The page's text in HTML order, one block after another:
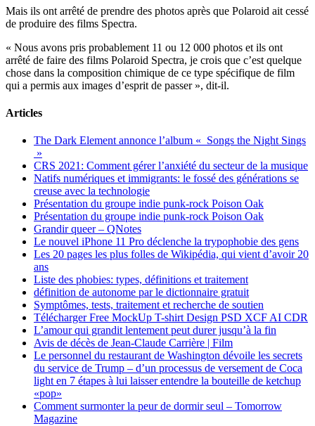
Mais ils ont arrêté de prendre des photos après que Polaroid ait cessé
de produire des films Spectra.
« Nous avons pris probablement 11 ou 12 000 photos et ils ont
arrêté de faire des films Polaroid Spectra, je crois que c’est quelque
chose dans la composition chimique de ce type spécifique de film
qui a permis aux images d’esprit de passer », dit-il.
Articles
The Dark Element annonce l’album « Songs the Night Sings
»
CRS 2021: Comment gérer l’anxiété du secteur de la musique
Natifs numériques et immigrants: le fossé des générations se
creuse avec la technologie
Présentation du groupe indie punk-rock Poison Oak
Présentation du groupe indie punk-rock Poison Oak
Grandir queer – QNotes
Le nouvel iPhone 11 Pro déclenche la trypophobie des gens
Les 20 pages les plus folles de Wikipédia, qui vient d’avoir 20
ans
Liste des phobies: types, définitions et traitement
définition de autonome par le dictionnaire gratuit
Symptômes, tests, traitement et recherche de soutien
Télécharger Free MockUp T-shirt Design PSD XCF AI CDR
L’amour qui grandit lentement peut durer jusqu’à la fin
Avis de décès de Jean-Claude Carrière | Film
Le personnel du restaurant de Washington dévoile les secrets
du service de Trump – d’un processus de versement de Coca
light en 7 étapes à lui laisser entendre la bouteille de ketchup
«pop»
Comment surmonter la peur de dormir seul – Tomorrow
Magazine